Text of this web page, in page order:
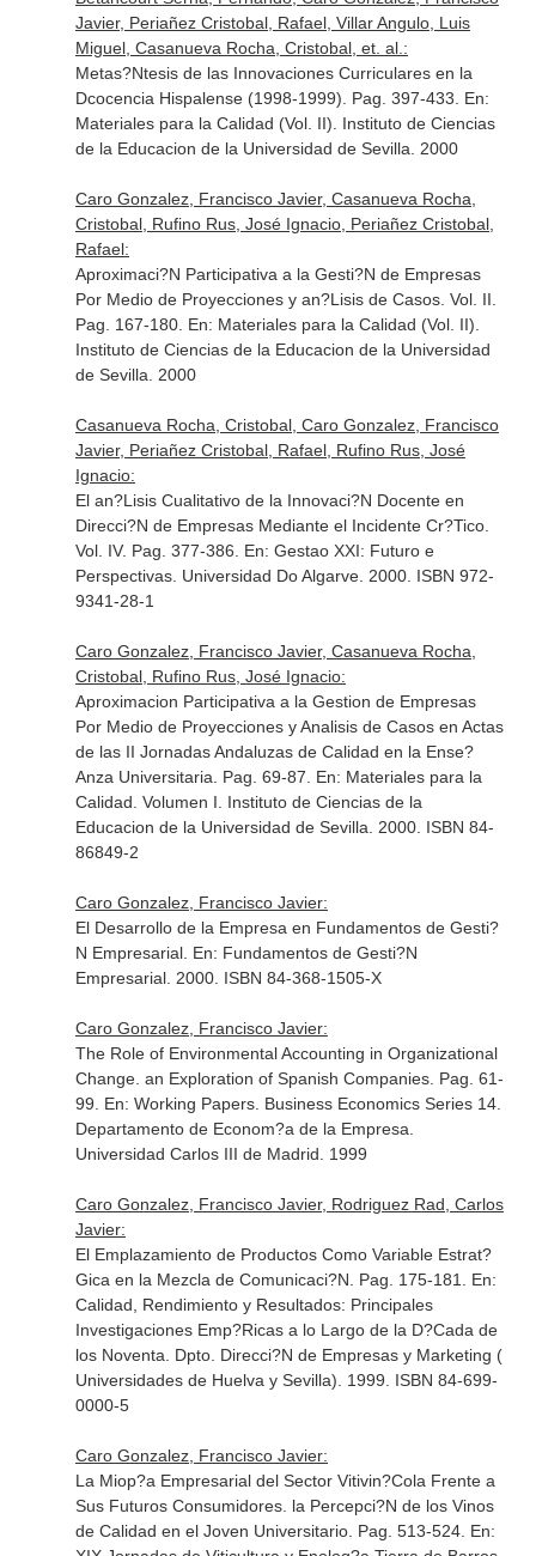
Javier, Periañez Cristobal, Rafael, Villar Angulo, Luis
Miguel, Casanueva Rocha, Cristobal, et. al.:
Metas?Ntesis de las Innovaciones Curriculares en la
Dcocencia Hispalense (1998-1999). Pag. 397-433. En:
Materiales para la Calidad (Vol. II) . Instituto de Ciencias
de la Educacion de la Universidad de Sevilla. 2000
Caro Gonzalez, Francisco Javier, Casanueva Rocha,
Cristobal, Rufino Rus, José Ignacio, Periañez Cristobal,
Rafael:
Aproximaci?N Participativa a la Gesti?N de Empresas
Por Medio de Proyecciones y an?Lisis de Casos. Vol. II.
Pag. 167-180. En: Materiales para la Calidad (Vol. II)
Instituto de Ciencias de la Educacion de la Universidad
de Sevilla. 2000
Casanueva Rocha, Cristobal, Caro Gonzalez, Francisco
Javier, Periañez Cristobal, Rafael, Rufino Rus, José
Ignacio:
El an?Lisis Cualitativo de la Innovaci?N Docente en
Direcci?N de Empresas Mediante el Incidente Cr?Tico.
Vol. IV. Pag. 377-386. En: Gestao XXI: Futuro e
Perspectivas. Universidad Do Algarve. 2000. ISBN 972-
9341-28-1
Caro Gonzalez, Francisco Javier, Casanueva Rocha,
Cristobal, Rufino Rus, José Ignacio:
Aproximacion Participativa a la Gestion de Empresas
Por Medio de Proyecciones y Analisis de Casos en Actas
de las II Jornadas Andaluzas de Calidad en la Ense?
Anza Universitaria. Pag. 69-87. En: Materiales para la
Calidad. Volumen I . Instituto de Ciencias de la
Educacion de la Universidad de Sevilla. 2000. ISBN 84-
86849-2
Caro Gonzalez, Francisco Javier:
El Desarrollo de la Empresa en Fundamentos de Gesti?
N Empresarial. En: Fundamentos de Gesti?N
Empresarial. 2000. ISBN 84-368-1505-X
Caro Gonzalez, Francisco Javier:
The Role of Environmental Accounting in Organizational
Change. an Exploration of Spanish Companies. Pag. 61-
99. En: Working Papers. Business Economics Series 14.
Departamento de Econom?a de la Empresa.
Universidad Carlos III de Madrid. 1999
Caro Gonzalez, Francisco Javier, Rodriguez Rad, Carlos
Javier:
El Emplazamiento de Productos Como Variable Estrat?
Gica en la Mezcla de Comunicaci?N. Pag. 175-181. En:
Calidad, Rendimiento y Resultados: Principales
Investigaciones Emp?Ricas a lo Largo de la D?Cada de
los Noventa . Dpto. Direcci?N de Empresas y Marketing (
Universidades de Huelva y Sevilla). 1999. ISBN 84-699-
0000-5
Caro Gonzalez, Francisco Javier:
La Miop?a Empresarial del Sector Vitivin?Cola Frente a
Sus Futuros Consumidores. la Percepci?N de los Vinos
de Calidad en el Joven Universitario. Pag. 513-524. En: